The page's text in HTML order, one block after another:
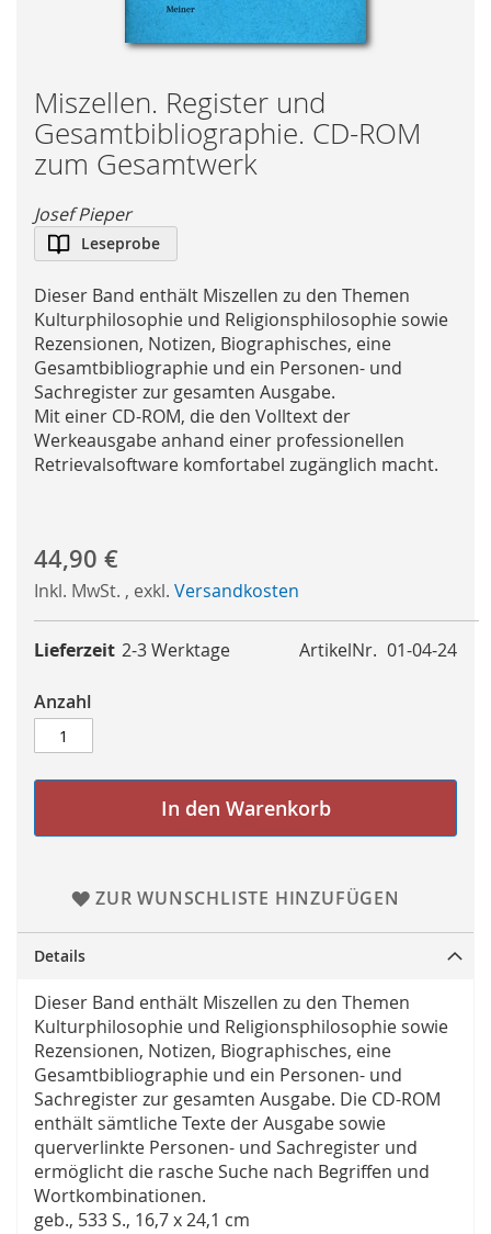
Skip
to
the
beginning
the
images
gallery
Miszellen. Register und
Gesamtbibliographie. CD-ROM
zum Gesamtwerk
Josef Pieper
Leseprobe
Dieser Band enthält Miszellen zu den Themen
Kulturphilosophie und Religionsphilosophie sowie
Rezensionen, Notizen, Biographisches, eine
Gesamtbibliographie und ein Personen- und
Sachregister zur gesamten Ausgabe.
Mit einer CD-ROM, die den Volltext der
Werkeausgabe anhand einer professionellen
Retrievalsoftware komfortabel zugänglich macht.
44,90 €
Inkl. MwSt. , exkl. Versandkosten
ArtikelNr. 01-04-24
Lieferzeit 2-3 Werktage
Anzahl
In den Warenkorb
ZUR WUNSCHLISTE HINZUFÜGEN
Details
Dieser Band enthält Miszellen zu den Themen
Kulturphilosophie und Religionsphilosophie sowie
Rezensionen, Notizen, Biographisches, eine
Gesamtbibliographie und ein Personen- und
Sachregister zur gesamten Ausgabe. Die CD-ROM
enthält sämtliche Texte der Ausgabe sowie
querverlinkte Personen- und Sachregister und
ermöglicht die rasche Suche nach Begriffen und
Wortkombinationen.
geb., 533 S., 16,7 x 24,1 cm